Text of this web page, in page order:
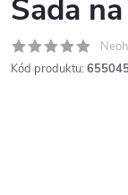
Sada
Kód produktu: